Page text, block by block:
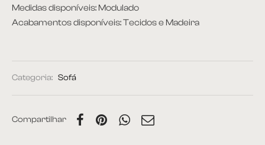
Medidas disponíveis: Modulado
Acabamentos disponíveis: Tecidos e Madeira
Categoria: Sofá
Compartilhar